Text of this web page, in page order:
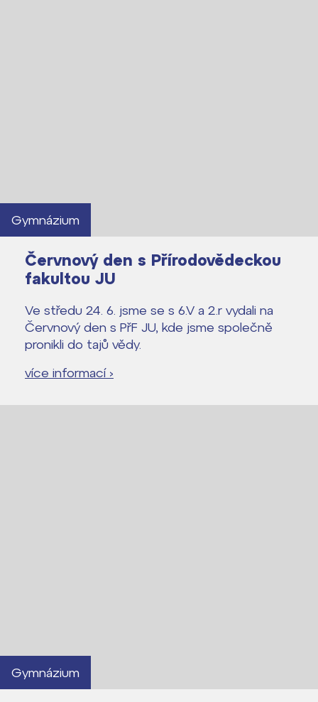
Gymnázium
Červnový den s Přírodovědeckou
fakultou JU
Ve středu 24. 6. jsme se s 6.V a 2.r vydali na
Červnový den s PřF JU, kde jsme společně
pronikli do tajů vědy.
více informací ›
Gymnázium
Lidé často hledají
Proč se stát žákem ZŠ ČAG
Kontakt